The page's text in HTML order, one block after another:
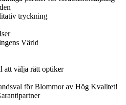
tryckning
Värld
att välja rätt optiker
för Blommor av Hög Kvalitet!